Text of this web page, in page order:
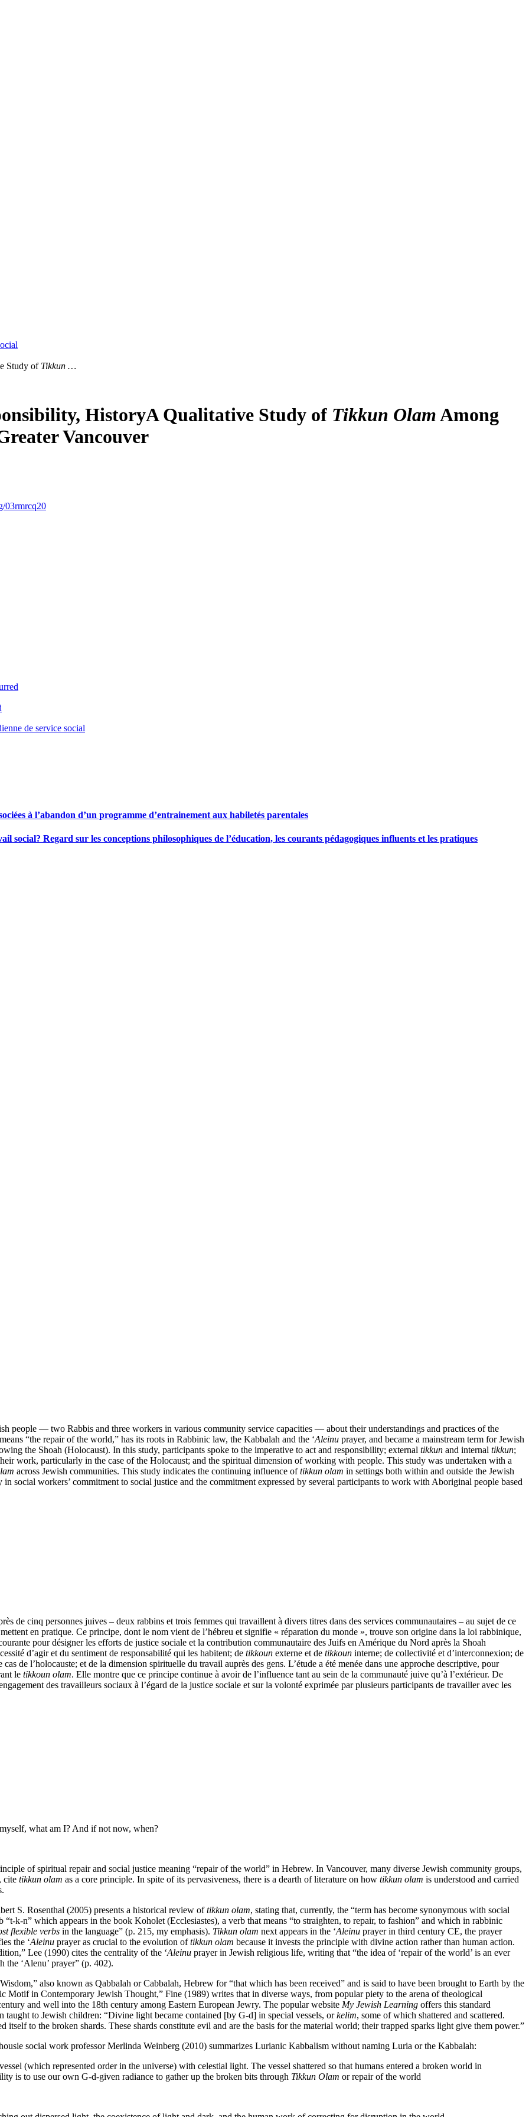
Study of Tikkun …
HistoryA Qualitative Study of Tikkun OlamAmong
Vancouver
03rmrcq20
de service social
à l’abandon d’un programme d’entrainement aux habiletés parentales
social? Regard sur les conceptions philosophiques de l’éducation, les courants pédagogiques influents et les pratiques
people — two Rabbis and three workers in various community service capacities — about their understandings and practices of the
“the repair of the world,” has its roots in Rabbinic law, the Kabbalah and the ‘Aleinu prayer, and became a mainstream term for Jewish
the Shoah (Holocaust). In this study, participants spoke to the imperative to act and responsibility; external tikkun and internal tikkun;
work, particularly in the case of the Holocaust; and the spiritual dimension of working with people. This study was undertaken with a
across Jewish communities. This study indicates the continuing influence oftikkun olam in settings both within and outside the Jewish
social workers’ commitment to social justice and the commitment expressed by several participants to work with Aboriginal people based
de cinq personnes juives – deux rabbins et trois femmes qui travaillent à divers titres dans des services communautaires – au sujet de ce
en pratique. Ce principe, dont le nom vient de l’hébreu et signifie « réparation du monde », trouve son origine dans la loi rabbinique,
pour désigner les efforts de justice sociale et la contribution communautaire des Juifs en Amérique du Nord après la Shoah
d’agir et du sentiment de responsabilité qui les habitent; de tikkoun externe et de tikkoun interne; de collectivité et d’interconnexion; de
de l’holocauste; et de la dimension spirituelle du travail auprès des gens. L’étude a été menée dans une approche descriptive, pour
le tikkoun olam. Elle montre que ce principe continue à avoir de l’influence tant au sein de la communauté juive qu’à l’extérieur. De
des travailleurs sociaux à l’égard de la justice sociale et sur la volonté exprimée par plusieurs participants de travailler avec les
what am I? And if not now, when?
of spiritual repair and social justice meaning “repair of the world” in Hebrew. In Vancouver, many diverse Jewish community groups,
cite tikkun olam as a core principle. In spite of its pervasiveness, there is a dearth of literature on how tikkun olam is understood and carried
S. Rosenthal (2005) presents a historical review oftikkun olam, stating that, currently, the “term has become synonymous with social
k-n” which appears in the book Koholet (Ecclesiastes), a verb that means “to straighten, to repair, to fashion” and which in rabbinic
flexible verbs in the language” (p. 215, my emphasis). Tikkun olam next appears in the ‘Aleinu prayer in third century CE, the prayer
the ‘Aleinu prayer as crucial to the evolution oftikkun olam because it invests the principle with divine action rather than human action.
Lee (1990) cites the centrality of the ‘Aleinu prayer in Jewish religious life, writing that “the idea of ‘repair of the world’ is an ever
the ‘Alenu’ prayer” (p. 402).
also known as Qabbalah or Cabbalah, Hebrew for “that which has been received” and is said to have been brought to Earth by the
in Contemporary Jewish Thought,” Fine (1989) writes that in diverse ways, from popular piety to the arena of theological
and well into the 18th century among Eastern European Jewry. The popular website My Jewish Learning offers this standard
taught to Jewish children: “Divine light became contained [by G-d] in special vessels, orkelim, some of which shattered and scattered.
to the broken shards. These shards constitute evil and are the basis for the material world; their trapped sparks light give them power.”
social work professor Merlinda Weinberg (2010) summarizes Lurianic Kabbalism without naming Luria or the Kabbalah:
(which represented order in the universe) with celestial light. The vessel shattered so that humans entered a broken world in
is to use our own G-d-given radiance to gather up the broken bits through Tikkun Olam or repair of the world